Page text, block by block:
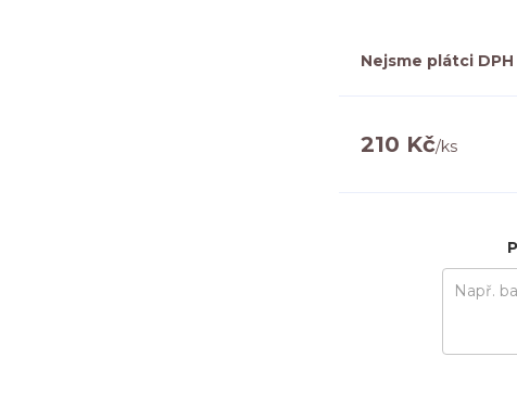
Nejsme plátci DPH
210 Kč/ks